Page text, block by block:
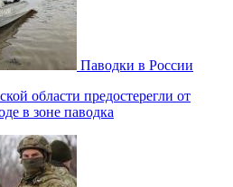
Паводки в России
области предостерегли от
в зоне паводка